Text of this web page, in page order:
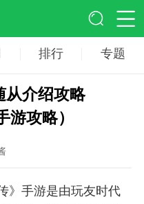
排行 专题
从介绍攻略
游攻略）
手游是由玩友时代